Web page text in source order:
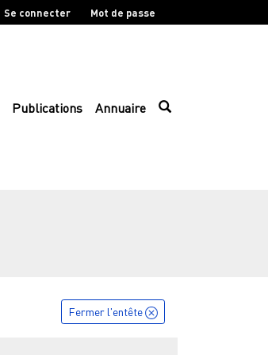
Se connecter Mot de passe
Publications Annuaire
Fermer l'entête